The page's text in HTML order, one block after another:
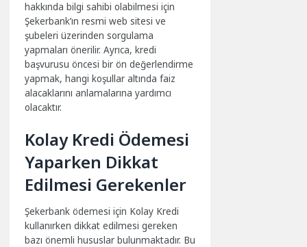
hakkında bilgi sahibi olabilmesi için
Şekerbank’ın resmi web sitesi ve
şubeleri üzerinden sorgulama
yapmaları önerilir. Ayrıca, kredi
başvurusu öncesi bir ön değerlendirme
yapmak, hangi koşullar altında faiz
alacaklarını anlamalarına yardımcı
olacaktır.
Kolay Kredi Ödemesi
Yaparken Dikkat
Edilmesi Gerekenler
Şekerbank ödemesi için Kolay Kredi
kullanırken dikkat edilmesi gereken
bazı önemli hususlar bulunmaktadır. Bu